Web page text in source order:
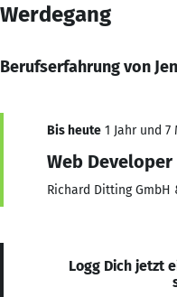
Werdegang
Berufserfahrung von
Bis heute 1 Jahr und 7
Web Developer
Richard Ditting GmbH
Logg Dich jetzt